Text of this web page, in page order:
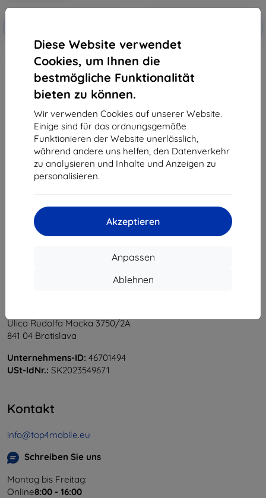
Diese Website verwendet
Cookies, um Ihnen die
bestmögliche Funktionalität
bieten zu können.
Wir verwenden Cookies auf unserer Website.
Einige sind für das ordnungsgemäße
Funktionieren der Website unerlässlich,
während andere uns helfen, den Datenverkehr
zu analysieren und Inhalte und Anzeigen zu
personalisieren.
Akzeptieren
Anpassen
Ablehnen
Tech-Protect Glass Flex+ 2er-
Pack gehärtete Schutzgläser für
Garmin Forerunner 255/255
Music schwarz
€ 8,90
€ 8,02
Auf Lager > 5 Stk.
3MK FlexibleGlass hybrides
Schutzglas Garmin Forerunner
€ 9,90
Auf Lager > 5 Stk.
1
Ulica Rudolfa Mocka 3750/2A
841 04 Bratislava
Unternehmens-ID: 46701494
USt-IdNr.: SK2023549671
Kontakt
info@top4mobile.eu
Schreiben Sie uns
Montag bis Freitag:
Online8:00 - 16:00